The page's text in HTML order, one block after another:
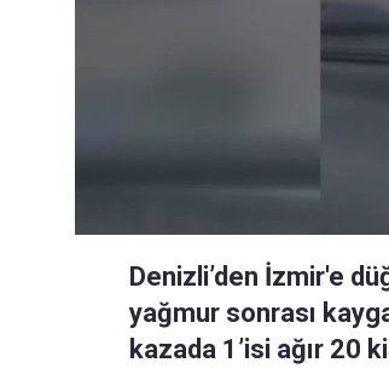
Denizli’den İzmir'e
yağmur sonrası
kazada 1’isi ağır 20